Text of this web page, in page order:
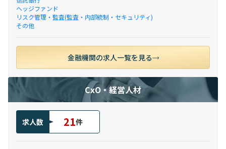
ヘッジファンド
リスク管理・監査(監査・内部統制・セキュリティ)
その他
金融機関の求人一覧を見る
CxO・経営人材
求人数 21件